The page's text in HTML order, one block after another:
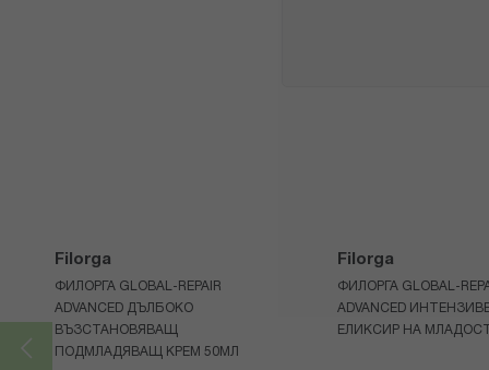
Filorga
ФИЛОРГА GLOBAL-REPAIR
ADVANCED ДЪЛБОКО
ВЪЗСТАНОВЯВАЩ
ПОДМЛАДЯВАЩ КРЕМ 50МЛ
Filorga
ФИЛОРГА GLOBAL-
ADVANCED
ЕЛИКСИР НА